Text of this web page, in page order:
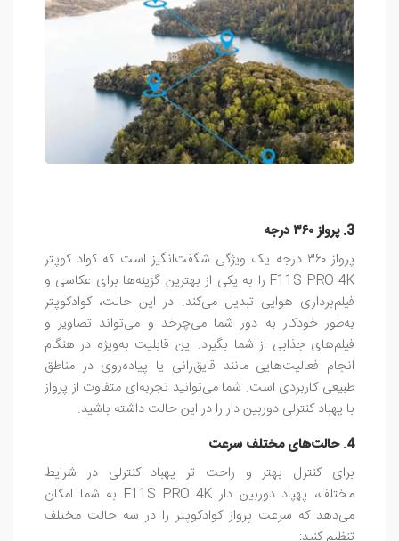
3. پرواز ۳۶۰ درجه
پرواز ۳۶۰ درجه یک ویژگی شگفت‌انگیز است که کواد کوپتر
F11S PRO 4K را به یکی از بهترین گزینه‌ها برای عکاسی و
فیلم‌برداری هوایی تبدیل می‌کند. در این حالت، کوادکوپتر
به‌طور خودکار به دور شما می‌چرخد و می‌تواند تصاویر و
فیلم‌های جذابی از شما بگیرد. این قابلیت به‌ویژه در هنگام
انجام فعالیت‌هایی مانند قایق‌رانی یا پیاده‌روی در مناطق
طبیعی کاربردی است. شما می‌توانید تجربه‌ای متفاوت از پرواز
با پهباد کنترلی دوربین دار را در این حالت داشته باشید.
4. حالت‌های مختلف سرعت
برای کنترل بهتر و راحت‌ تر پهباد کنترلی در شرایط
مختلف، پهپاد دوربین دار F11S PRO 4K به شما امکان
می‌دهد که سرعت پرواز کوادکوپتر را در سه حالت مختلف